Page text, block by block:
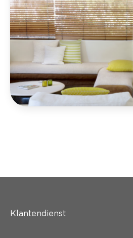
Klantendienst